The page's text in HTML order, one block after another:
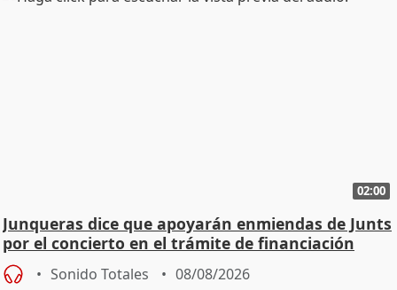
02:00
Junqueras dice que apoyarán enmiendas de Junts
por el concierto en el trámite de financiación
Sonido Totales 08/08/2026